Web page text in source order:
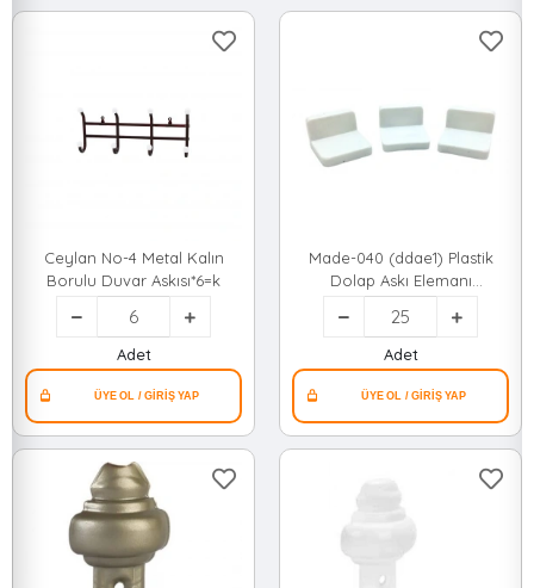
Ceylan No-4 Metal Kalın
Borulu Duvar Askısı*6=k
Adet
Made-040 (ddae1) Plastik
Dolap Askı Elemanı
Beyaz*25x10
Adet